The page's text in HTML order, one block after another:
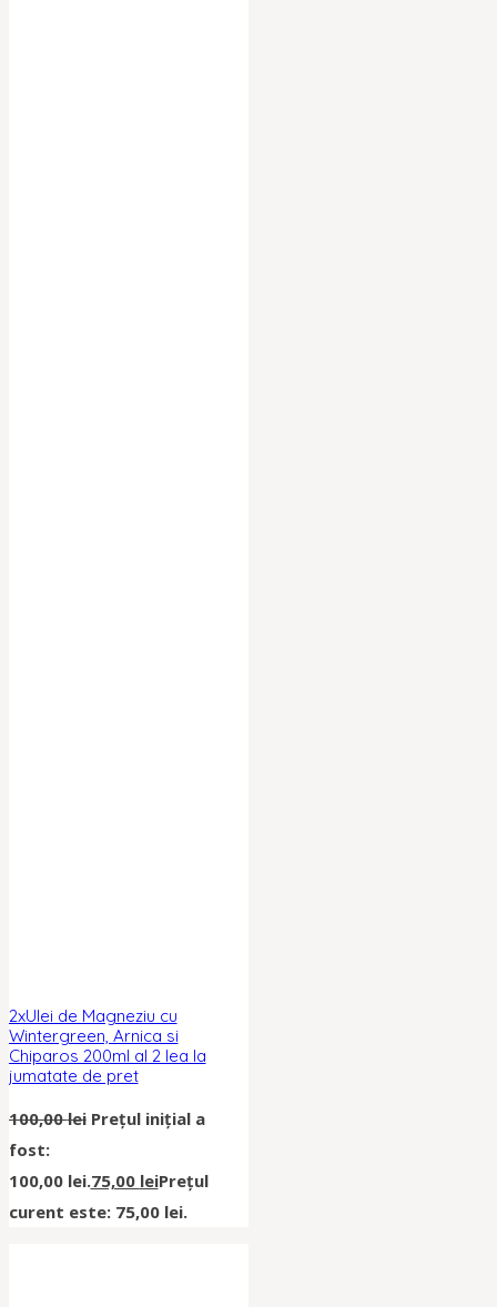
2xUlei de Magneziu cu
Wintergreen, Arnica si
Chiparos 200ml al 2 lea la
jumatate de pret
100,00lei Prețul inițial a
fost:
100,00 lei.75,00 leiPrețul
curent este: 75,00 lei.